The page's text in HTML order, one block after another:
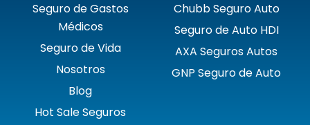
Seguro de Gastos
Médicos
Seguro de Vida
Nosotros
Blog
Hot Sale Seguros
Chubb Seguro Auto
Seguro de Auto HDI
AXA Seguros Autos
GNP Seguro de Auto